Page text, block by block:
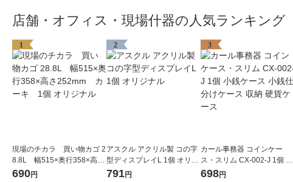
店舗・オフィス・現場什器の人気ランキング
1
現場のチカラ 買い物カゴ 2
8.8L 幅515×奥行358×高さ
252mm カーキ 1個 オリ
690円
2
アスクル アクリル製 コの字
型ディスプレイL 1個 オリジ
ナル
791円
3
カール事務器 コインケー
ス・スリム CX-002-J 1個 小
銭ケース 小銭仕分けケース
698円